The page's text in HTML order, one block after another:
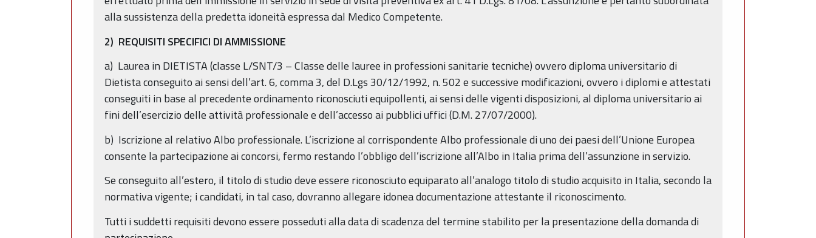
alla sussistenza della predetta idoneità espressa dal Medico Competente.
2) REQUISITI SPECIFICI DI AMMISSIONE
a) Laurea in DIETISTA (classe L/SNT/3 – Classe delle lauree in professioni sanitarie tecniche) ovvero diploma universitario di
Dietista conseguito ai sensi dell’art. 6, comma 3, del D.Lgs 30/12/1992, n. 502 e successive modificazioni, ovvero i diplomi e attestati
conseguiti in base al precedente ordinamento riconosciuti equipollenti, ai sensi delle vigenti disposizioni, al diploma universitario ai
fini dell’esercizio delle attività professionale e dell’accesso ai pubblici uffici (D.M. 27/07/2000).
b) Iscrizione al relativo Albo professionale. L’iscrizione al corrispondente Albo professionale di uno dei paesi dell’Unione Europea
consente la partecipazione ai concorsi, fermo restando l’obbligo dell’iscrizione all’Albo in Italia prima dell’assunzione in servizio.
Se conseguito all’estero, il titolo di studio deve essere riconosciuto equiparato all’analogo titolo di studio acquisito in Italia, secondo la
normativa vigente; i candidati, in tal caso, dovranno allegare idonea documentazione attestante il riconoscimento.
Tutti i suddetti requisiti devono essere posseduti alla data di scadenza del termine stabilito per la presentazione della domanda di